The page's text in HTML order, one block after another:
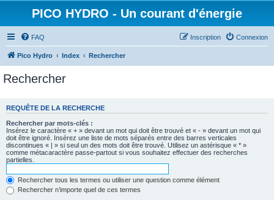
PICO HYDRO - Un courant d'énergie
FAQ Connexion
Inscription
Pico Hydro Index Rechercher
Rechercher
REQUÊTE DE LA RECHERCHE
Rechercher par mots-clés :
Insérez le caractère « + » devant un mot qui doit être trouvé et « - » devant un mot qui
doit être ignoré. Insérez une liste de mots séparés entre des barres verticales
discontinues « | » si seul un des mots doit être trouvé. Utilisez un astérisque « * »
comme métacaractère passe-partout si vous souhaitez effectuer des recherches
partielles.
Rechercher tous les termes ou utiliser une question comme élément
Rechercher n’importe quel de ces termes